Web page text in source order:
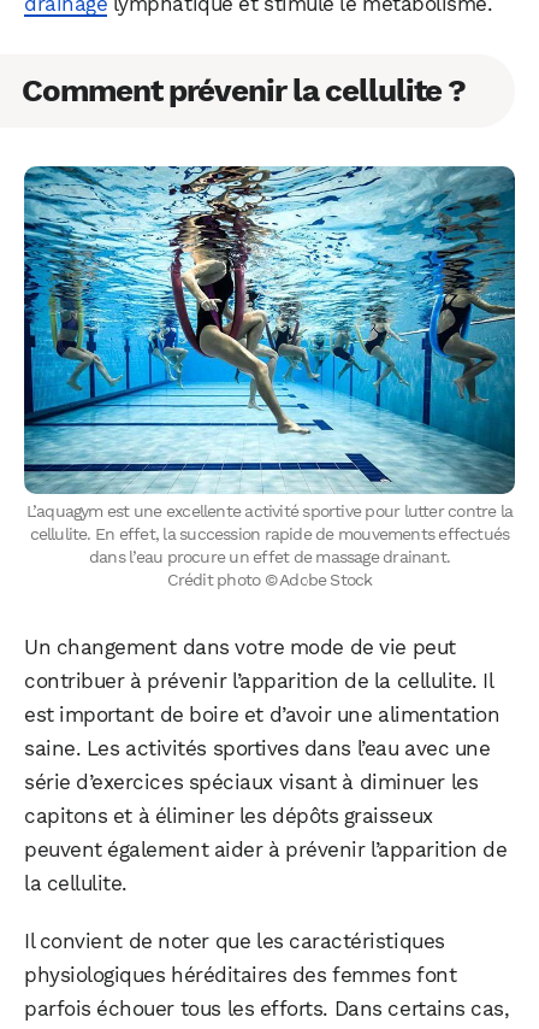
Comment prévenir la cellulite ?
L’aquagym est une excellente activité sportive pour lutter contre la
cellulite. En effet, la succession rapide de mouvements effectués
dans l’eau procure un effet de massage drainant.
Crédit photo © Adobe Stock
Un changement dans votre mode de vie peut
contribuer à prévenir l’apparition de la cellulite. Il
est important de boire et d’avoir une alimentation
saine. Les activités sportives dans l’eau avec une
série d’exercices spéciaux visant à diminuer les
capitons et à éliminer les dépôts graisseux
peuvent également aider à prévenir l’apparition de
la cellulite.
Il convient de noter que les caractéristiques
physiologiques héréditaires des femmes font
parfois échouer tous les efforts. Dans certains cas,